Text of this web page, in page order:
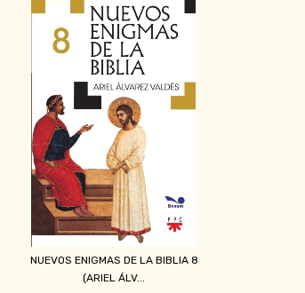
NUEVOS ENIGMAS DE LA BIBLIA 8
(ARIEL ÁLV...